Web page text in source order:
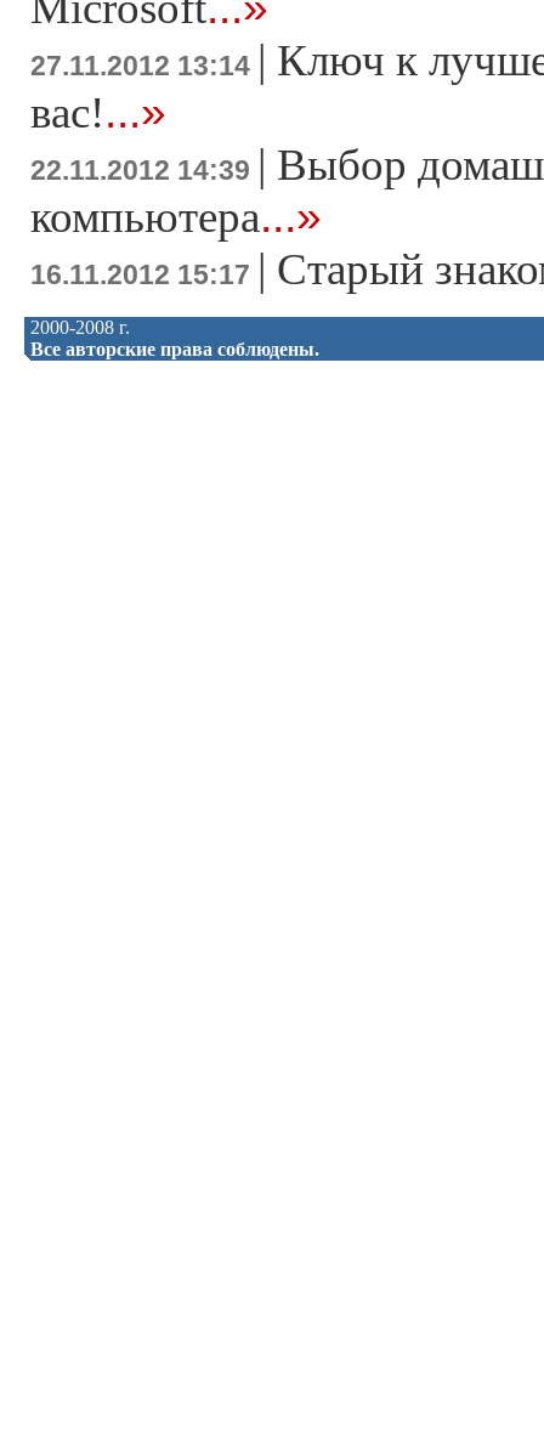
27.11.2012 13:14 | Ключ к
вас!...»
22.11.2012 14:39 | Выбор
компьютера...»
16.11.2012 15:17 | Старый
2000-2008 г.
Все авторские права соблюдены.